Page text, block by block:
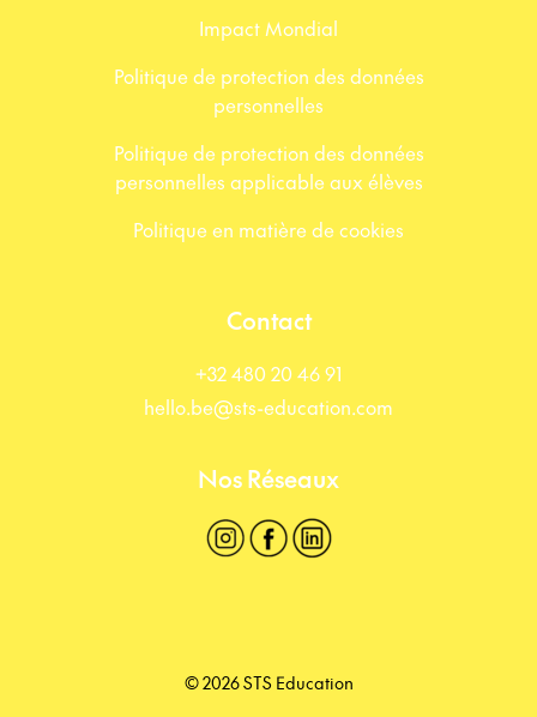
Impact Mondial
Politique de protection des données
personnelles
Politique de protection des données
personnelles applicable aux élèves
Politique en matière de cookies
Contact
+32 480 20 46 91
hello.be@sts-education.com
Nos Réseaux
© 2026 STS Education